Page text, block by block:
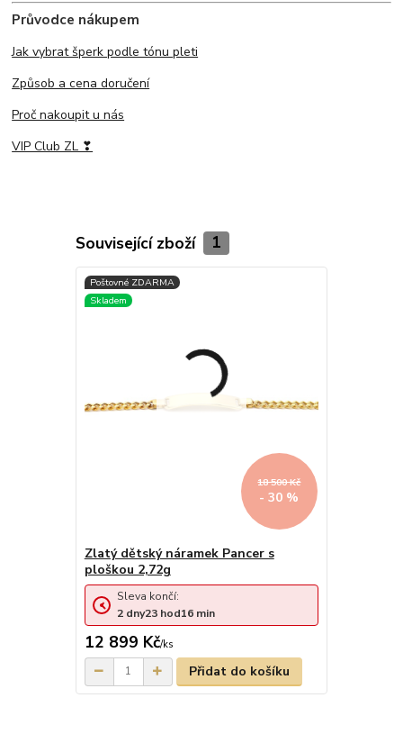
Průvodce nákupem
Jak vybrat šperk podle tónu pleti
Způsob a cena doručení
Proč nakoupit u nás
VIP Club ZL ❣
Související zboží 1
18 500 Kč
- 30 %
Zlatý dětský náramek Pancer s
ploškou 2,72g
12 899 Kč/ks
Sleva končí:
2 dny23 hod16 min
Přidat do košíku